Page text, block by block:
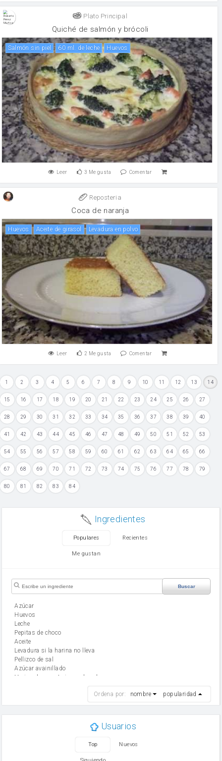
Plato Principal
Quiché de salmón y brócoli
Salmón sin piel 60 ml. de leche huevos
Leer 3 Me gusta Comentar
Reposteria
Coca de naranja
huevos aceite de girasol levadura en polvo
Leer 2 Me gusta Comentar
1 2 3 4 5 6 7 8 9 10 11 12 13 14
15 16 17 18 19 20 21 22 23 24 25 26 27
28 29 30 31 32 33 34 35 36 37 38 39 40
41 42 43 44 45 46 47 48 49 50 51 52 53
54 55 56 57 58 59 60 61 62 63 64 65 66
67 68 69 70 71 72 73 74 75 76 77 78 79
80 81 82 83 84
Ingredientes
Populares Recientes
Me gustan
Buscar
Azúcar
huevos
leche
Pepitas de choco
aceite
Levadura si la harina no lleva
Pellizco de sal
Azúcar avainillado
Harina de reposteria con levadura
mantequilla
Ordena por: nombre popularidad
Usuarios
Top Nuevos